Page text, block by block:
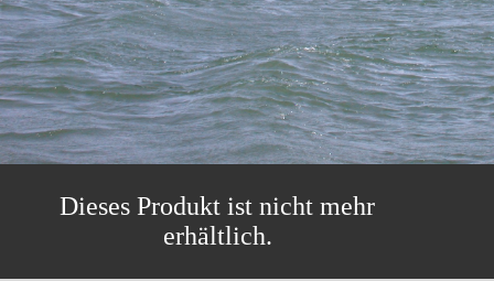
Dieses Produkt ist nicht mehr
erhältlich.